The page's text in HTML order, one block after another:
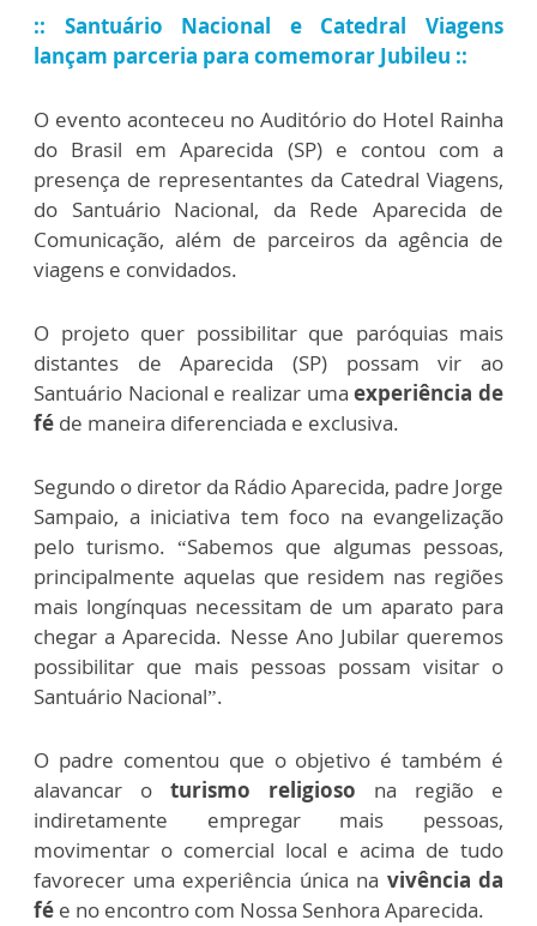
:: Santuário Nacional e Catedral Viagens
lançam parceria para comemorar Jubileu ::
O evento aconteceu no Auditório do Hotel Rainha
do Brasil em Aparecida (SP) e contou com a
presença de representantes da Catedral Viagens,
do Santuário Nacional, da Rede Aparecida de
Comunicação, além de parceiros da agência de
viagens e convidados.
O projeto quer possibilitar que paróquias mais
distantes de Aparecida (SP) possam vir ao
Santuário Nacional e realizar umaexperiência de
fé de maneira diferenciada e exclusiva.
Segundo o diretor da Rádio Aparecida, padre Jorge
Sampaio, a iniciativa tem foco na evangelização
pelo turismo. “Sabemos que algumas pessoas,
principalmente aquelas que residem nas regiões
mais longínquas necessitam de um aparato para
chegar a Aparecida. Nesse Ano Jubilar queremos
possibilitar que mais pessoas possam visitar o
Santuário Nacional”.
O padre comentou que o objetivo é também é
alavancar o turismo religioso na região e
indiretamente empregar mais pessoas,
movimentar o comercial local e acima de tudo
favorecer uma experiência única na vivência da
fé e no encontro com Nossa Senhora Aparecida.